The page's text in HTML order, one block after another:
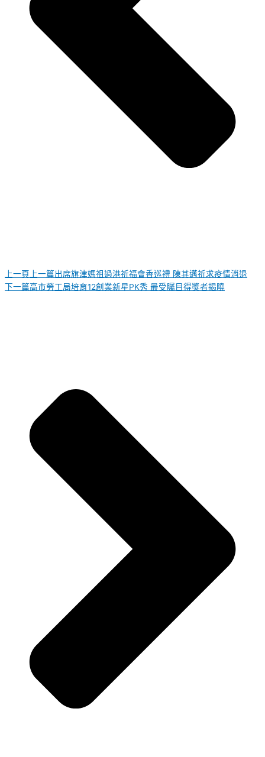
上一頁 上一篇出席旗津媽祖過港祈福會香巡禮 陳其邁祈求疫情消退
下一篇高市勞工局培育12創業新星PK秀 最受矚目得獎者揭曉